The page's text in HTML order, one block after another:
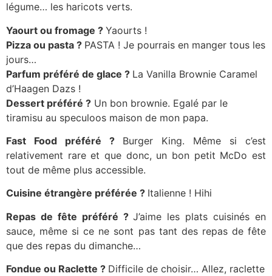
légume… les haricots verts.
Yaourt ou fromage ? Yaourts !
Pizza ou pasta ? PASTA ! Je pourrais en manger tous les
jours…
Parfum préféré de glace ? La Vanilla Brownie Caramel
d’Haagen Dazs !
Dessert préféré ? Un bon brownie. Egalé par le
tiramisu au speculoos maison de mon papa.
Fast Food préféré ? Burger King. Même si c’est
relativement rare et que donc, un bon petit McDo est
tout de même plus accessible.
Cuisine étrangère préférée ? Italienne ! Hihi
Repas de fête préféré ?J’aime les plats cuisinés en
sauce, même si ce ne sont pas tant des repas de fête
que des repas du dimanche…
Fondue ou Raclette ? Difficile de choisir… Allez, raclette